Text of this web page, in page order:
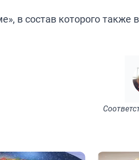
в состав которого также